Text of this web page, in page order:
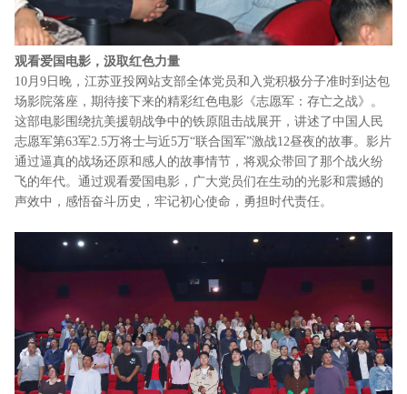
观看爱国电影，汲取红色力量
10月9日晚，江苏亚投网站支部全体党员和入党积极分子准时到达包
场影院落座，期待接下来的精彩红色电影《志愿军：存亡之战》。
这部电影围绕抗美援朝战争中的铁原阻击战展开，讲述了中国人民
志愿军第63军2.5万将士与近5万“联合国军”激战12昼夜的故事。影片
通过逼真的战场还原和感人的故事情节，将观众带回了那个战火纷
飞的年代。通过观看爱国电影，广大党员们在生动的光影和震撼的
声效中，感悟奋斗历史，牢记初心使命，勇担时代责任。